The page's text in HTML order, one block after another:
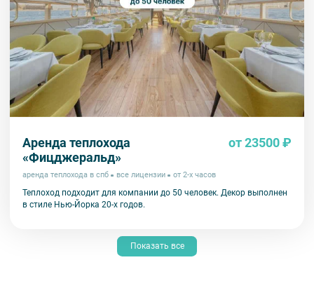
Аренда теплохода
«Фицджеральд»
от 23500 ₽
аренда теплохода в спб все лицензии от 2-х часов
Теплоход подходит для компании до 50 человек. Декор выполнен
в стиле Нью-Йорка 20-х годов.
Показать все